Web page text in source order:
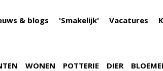
& blogs 'Smakelijk' Vacatures
WONEN POTTERIE DIER